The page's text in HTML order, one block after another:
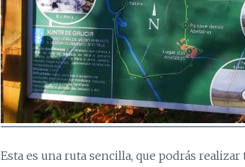
Esta es una ruta sencilla, que podrás